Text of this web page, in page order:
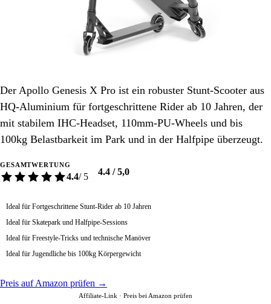
Der Apollo Genesis X Pro ist ein robuster Stunt-Scooter aus
HQ-Aluminium für fortgeschrittene Rider ab 10 Jahren, der
mit stabilem IHC-Headset, 110mm-PU-Wheels und bis
100kg Belastbarkeit im Park und in der Halfpipe überzeugt.
GESAMTWERTUNG
4.4/ 5 4.4 / 5,0
Ideal für Fortgeschrittene Stunt-Rider ab 10 Jahren
Ideal für Skatepark und Halfpipe-Sessions
Ideal für Freestyle-Tricks und technische Manöver
Ideal für Jugendliche bis 100kg Körpergewicht
Preis auf Amazon prüfen →
Affiliate-Link · Preis bei Amazon prüfen